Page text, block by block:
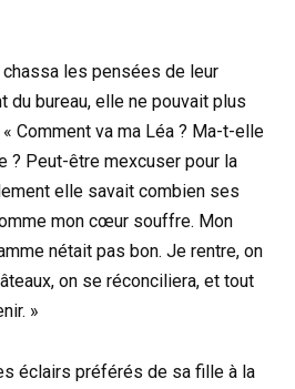
chassa les pensées de leur
du bureau, elle ne pouvait plus
Comment va ma Léa ? Ma-t-elle
? Peut-être mexcuser pour la
elle savait combien ses
mon cœur souffre. Mon
nétait pas bon. Je rentre, on
on se réconciliera, et tout
»
éclairs préférés de sa fille à la